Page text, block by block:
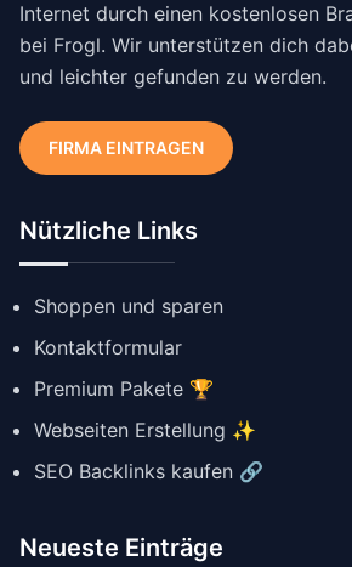
Internet durch einen kostenlosen
bei Frogl. Wir unterstützen dich
und leichter gefunden zu werden.
FIRMA EINTRAGEN
Nützliche Links
Shoppen und sparen
Kontaktformular
Premium Pakete 🏆
Webseiten Erstellung ✨
SEO Backlinks kaufen 🔗
Neueste Einträge